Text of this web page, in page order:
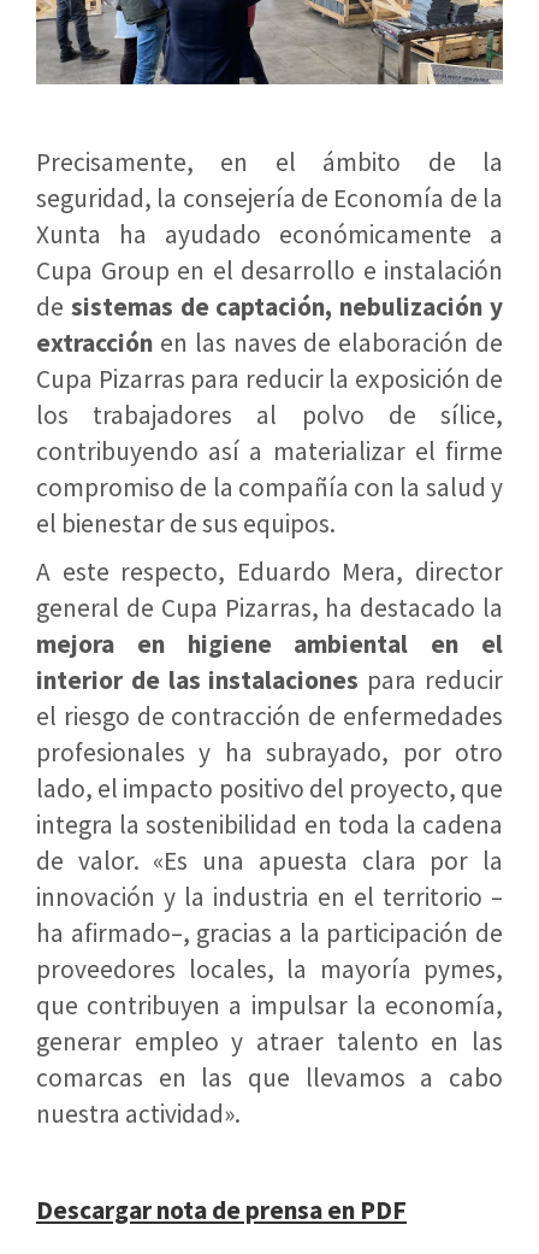
Precisamente, en el ámbito de la
seguridad, la consejería de Economía de la
Xunta ha ayudado económicamente a
Cupa Group en el desarrollo e instalación
de sistemas de captación, nebulización y
extracción en las naves de elaboración de
Cupa Pizarras para reducir la exposición de
los trabajadores al polvo de sílice,
contribuyendo así a materializar el firme
compromiso de la compañía con la salud y
el bienestar de sus equipos.
A este respecto, Eduardo Mera, director
general de Cupa Pizarras, ha destacado la
mejora en higiene ambiental en el
interior de las instalaciones para reducir
el riesgo de contracción de enfermedades
profesionales y ha subrayado, por otro
lado, el impacto positivo del proyecto, que
integra la sostenibilidad en toda la cadena
de valor. «Es una apuesta clara por la
innovación y la industria en el territorio –
ha afirmado–, gracias a la participación de
proveedores locales, la mayoría pymes,
que contribuyen a impulsar la economía,
generar empleo y atraer talento en las
comarcas en las que llevamos a cabo
nuestra actividad».
Descargar nota de prensa en PDF